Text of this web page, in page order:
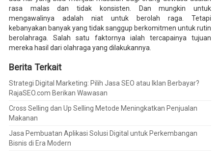
rasa malas dan tidak konsisten. Dan mungkin untuk
mengawalinya adalah niat untuk berolah raga. Tetapi
kebanyakan banyak yang tidak sanggup berkomitmen untuk rutin
berolahraga. Salah satu faktornya ialah tercapainya tujuan
mereka hasil dari olahraga yang dilakukannya.
Berita Terkait
Strategi Digital Marketing: Pilih Jasa SEO atau Iklan Berbayar?
RajaSEO.com Berikan Wawasan
Cross Selling dan Up Selling Metode Meningkatkan Penjualan
Makanan
Jasa Pembuatan Aplikasi Solusi Digital untuk Perkembangan
Bisnis di Era Modern